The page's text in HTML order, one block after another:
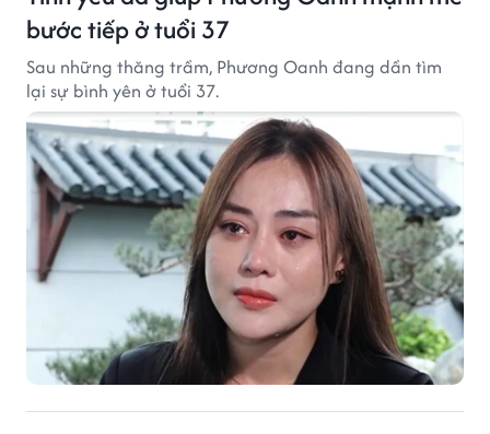
bước tiếp ở tuổi 37
Sau những thăng trầm, Phương Oanh đang dần tìm
lại sự bình yên ở tuổi 37.